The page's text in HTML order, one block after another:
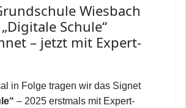
Wiesbach
Schule“
– jetzt mit Expert-
in Folge tragen wir das Signet
– 2025 erstmals mit Expert-